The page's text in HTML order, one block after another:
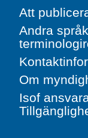
Att
Andra
Om
Isof